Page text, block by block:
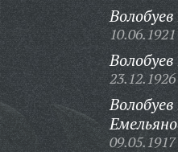
10.06.1921
23.12.1926
09.05.1917